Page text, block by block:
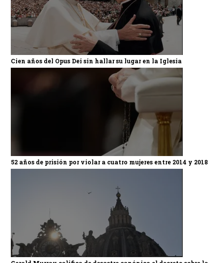
Cien años del Opus Dei sin hallar su lugar en la Iglesia
52 años de prisión por violar a cuatro mujeres entre 2014 y 2018